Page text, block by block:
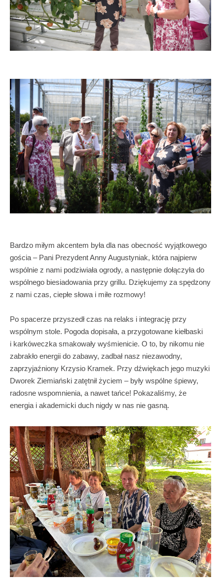
Bardzo miłym akcentem była dla nas obecność wyjątkowego
gościa – Pani Prezydent Anny Augustyniak, która najpierw
wspólnie z nami podziwiała ogrody, a następnie dołączyła do
wspólnego biesiadowania przy grillu. Dziękujemy za spędzony
z nami czas, ciepłe słowa i miłe rozmowy!
Po spacerze przyszedł czas na relaks i integrację przy
wspólnym stole. Pogoda dopisała, a przygotowane kiełbaski
i karkóweczka smakowały wyśmienicie. O to, by nikomu nie
zabrakło energii do zabawy, zadbał nasz niezawodny,
zaprzyjaźniony Krzysio Kramek. Przy dźwiękach jego muzyki
Dworek Ziemiański zatętnił życiem – były wspólne śpiewy,
radosne wspomnienia, a nawet tańce! Pokazaliśmy, że
energia i akademicki duch nigdy w nas nie gasną.